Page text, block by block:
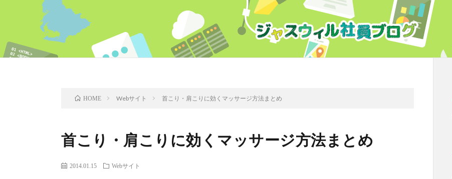
HOME Webサイト 首こり・肩こりに効くマッサージ方法まとめ
首こり・肩こりに効くマッサージ方法まとめ
2014.01.15 Webサイト